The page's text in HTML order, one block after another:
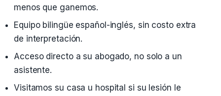
menos que ganemos.
Equipo bilingüe español-inglés, sin costo extra
de interpretación.
Acceso directo a su abogado, no solo a un
asistente.
Visitamos su casa u hospital si su lesión le